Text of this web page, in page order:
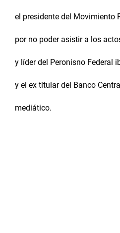
el presidente del Movimiento
por no poder asistir a los
y líder del Peronisno Federal
y el ex titular del Banco
mediático.